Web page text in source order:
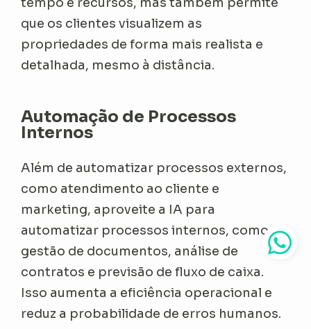
que os clientes visualizem as
propriedades de forma mais realista e
detalhada, mesmo à distância.
Automação de Processos
Internos
Além de automatizar processos externos,
como atendimento ao cliente e
marketing, aproveite a IA para
automatizar processos internos, como
gestão de documentos, análise de
contratos e previsão de fluxo de caixa.
Isso aumenta a eficiência operacional e
reduz a probabilidade de erros humanos.